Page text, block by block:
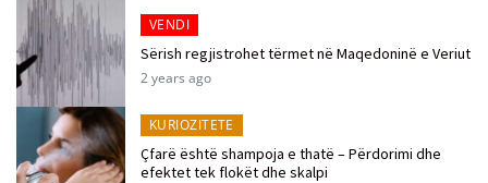
VENDI
Sërish regjistrohet tërmet në Maqedoninë e Veriut
2 years ago
KURIOZITETE
Çfarë është shampoja e thatë – Përdorimi dhe
efektet tek flokët dhe skalpi